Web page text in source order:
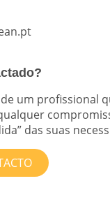
um profissional
das suas